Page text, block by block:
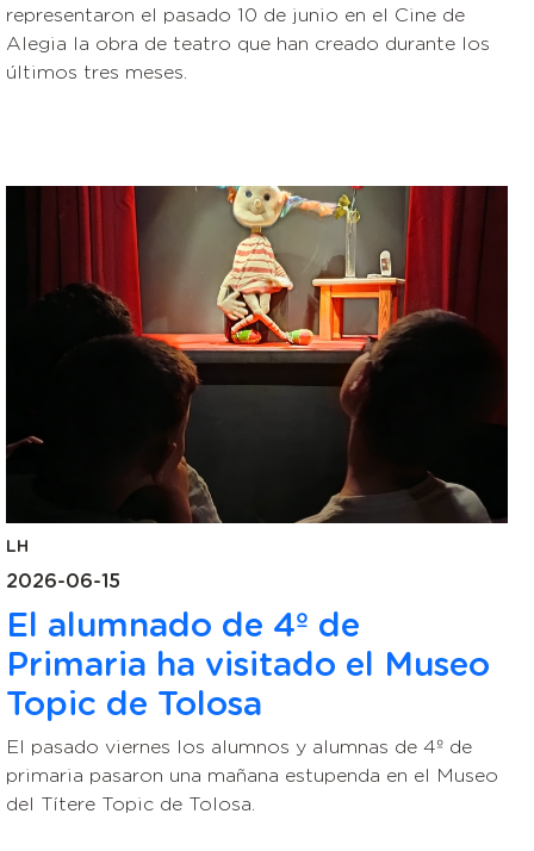
representaron el pasado 10 de junio en el Cine de
Alegia la obra de teatro que han creado durante los
últimos tres meses.
LH
2026-06-15
El alumnado de 4º de
Primaria ha visitado el Museo
Topic de Tolosa
El pasado viernes los alumnos y alumnas de 4º de
primaria pasaron una mañana estupenda en el Museo
del Títere Topic de Tolosa.